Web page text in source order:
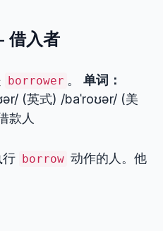
借入者
borrower 。 单词：
(英式) /baˈroʊər/ (美
款人
行 borrow 动作的人。他